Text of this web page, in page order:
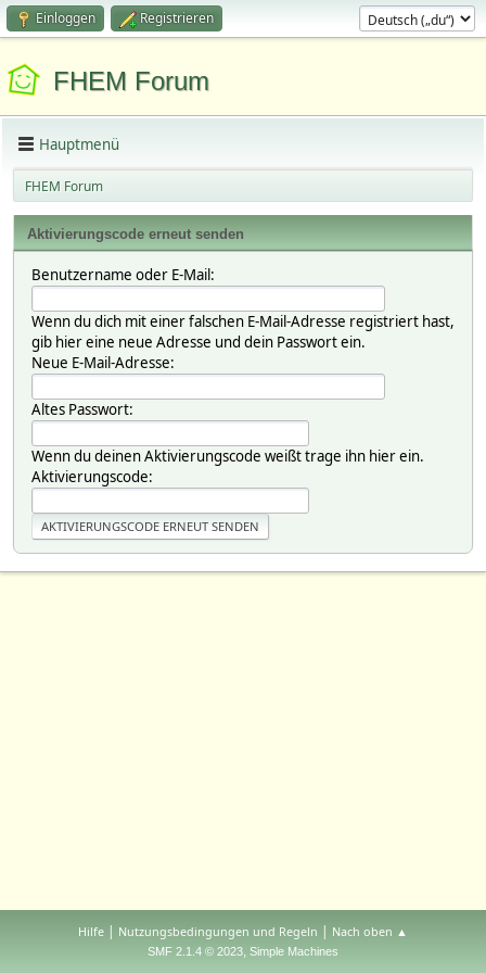
Einloggen Registrieren
FHEM Forum
Hauptmenü
FHEM Forum
Aktivierungscode erneut senden
Benutzername oder E-Mail:
Wenn du dich mit einer falschen E-Mail-Adresse registriert hast,
gib hier eine neue Adresse und dein Passwort ein.
Neue E-Mail-Adresse:
Altes Passwort:
Wenn du deinen Aktivierungscode weißt trage ihn hier ein.
Aktivierungscode:
Hilfe | Nutzungsbedingungen und Regeln | Nach oben ▲
SMF 2.1.4 © 2023, Simple Machines